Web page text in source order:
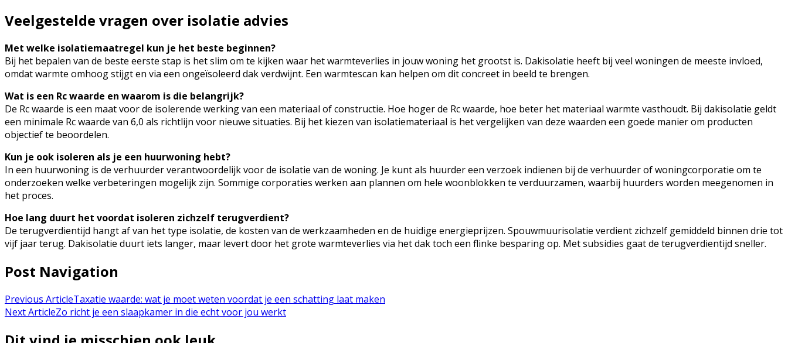
Veelgestelde vragen over isolatie advies
Met welke isolatiemaatregel kun je het beste beginnen?
Bij het bepalen van de beste eerste stap is het slim om te kijken waar het warmteverlies in jouw woning het grootst is. Dakisolatie heeft bij veel woningen de meeste invloed,
omdat warmte omhoog stijgt en via een ongeïsoleerd dak verdwijnt. Een warmtescan kan helpen om dit concreet in beeld te brengen.
Wat is een Rc waarde en waarom is die belangrijk?
De Rc waarde is een maat voor de isolerende werking van een materiaal of constructie. Hoe hoger de Rc waarde, hoe beter het materiaal warmte vasthoudt. Bij dakisolatie geldt
een minimale Rc waarde van 6,0 als richtlijn voor nieuwe situaties. Bij het kiezen van isolatiemateriaal is het vergelijken van deze waarden een goede manier om producten
objectief te beoordelen.
Kun je ook isoleren als je een huurwoning hebt?
In een huurwoning is de verhuurder verantwoordelijk voor de isolatie van de woning. Je kunt als huurder een verzoek indienen bij de verhuurder of woningcorporatie om te
onderzoeken welke verbeteringen mogelijk zijn. Sommige corporaties werken aan plannen om hele woonblokken te verduurzamen, waarbij huurders worden meegenomen in
het proces.
Hoe lang duurt het voordat isoleren zichzelf terugverdient?
De terugverdientijd hangt af van het type isolatie, de kosten van de werkzaamheden en de huidige energieprijzen. Spouwmuurisolatie verdient zichzelf gemiddeld binnen drie tot
vijf jaar terug. Dakisolatie duurt iets langer, maar levert door het grote warmteverlies via het dak toch een flinke besparing op. Met subsidies gaat de terugverdientijd sneller.
Post Navigation
Previous ArticleTaxatie waarde: wat je moet weten voordat je een schatting laat maken
Next ArticleZo richt je een slaapkamer in die echt voor jou werkt